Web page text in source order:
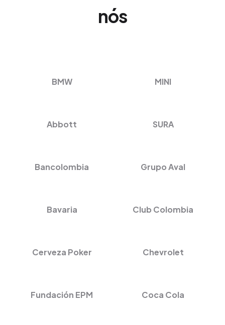
nós
BMW MINI
Abbott SURA
Bancolombia Grupo Aval
Bavaria Club Colombia
Cerveza Poker Chevrolet
Fundación EPM Coca Cola